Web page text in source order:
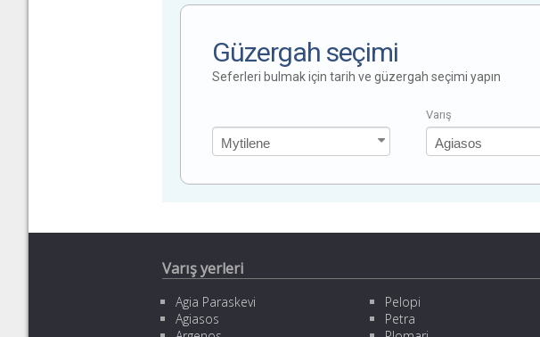
Güzergah seçimi
Seferleri bulmak için tarih ve güzergah seçimi yapın
Varış
Varış yerleri
Agia Paraskevi
Agiasos
Pelopi
Petra